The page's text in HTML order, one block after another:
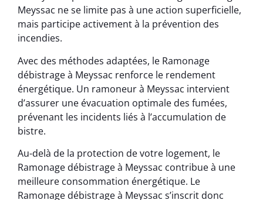
Meyssac ne se limite pas à une action superficielle,
mais participe activement à la prévention des
incendies.
Avec des méthodes adaptées, le Ramonage
débistrage à Meyssac renforce le rendement
énergétique. Un ramoneur à Meyssac intervient
d’assurer une évacuation optimale des fumées,
prévenant les incidents liés à l’accumulation de
bistre.
Au-delà de la protection de votre logement, le
Ramonage débistrage à Meyssac contribue à une
meilleure consommation énergétique. Le
Ramonage débistrage à Meyssac s’inscrit donc